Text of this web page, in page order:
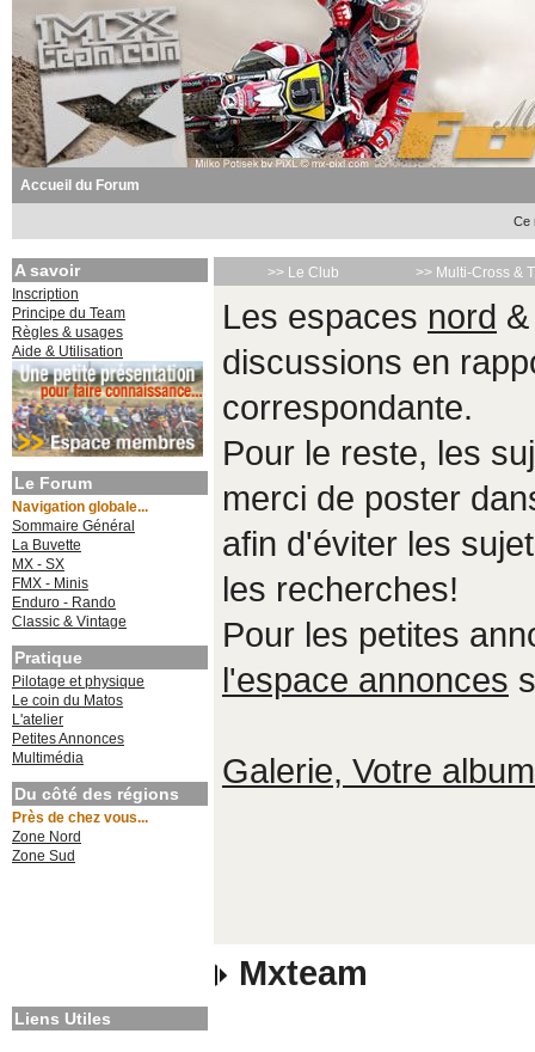
Accueil du Forum
Ce
A savoir
Inscription
Principe du Team
Règles & usages
Aide & Utilisation
Le Forum
Navigation globale...
Sommaire Général
La Buvette
MX - SX
FMX - Minis
Enduro - Rando
Classic & Vintage
Pratique
Pilotage et physique
Le coin du Matos
L'atelier
Petites Annonces
Multimédia
Du côté des régions
Près de chez vous...
Zone Nord
Zone Sud
Liens Utiles
>> Le Club >> Multi-Cross &
Les espaces nord
discussions en
correspondante.
Pour le reste, les
merci de poster
afin d'éviter les
les recherches!
Pour les petites
l'espace annonces
Galerie, Votre
Mxteam